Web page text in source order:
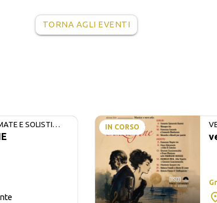
TORNA AGLI EVENTI
E SOLISTI
IN CORSO